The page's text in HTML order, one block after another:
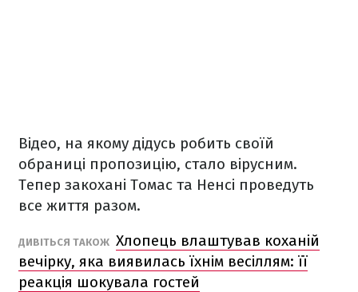
Відео, на якому дідусь робить своїй
обраниці пропозицію, стало вірусним.
Тепер закохані Томас та Ненсі проведуть
все життя разом.
ДИВІТЬСЯ ТАКОЖ Хлопець влаштував коханій
вечірку, яка виявилась їхнім весіллям: її
реакція шокувала гостей